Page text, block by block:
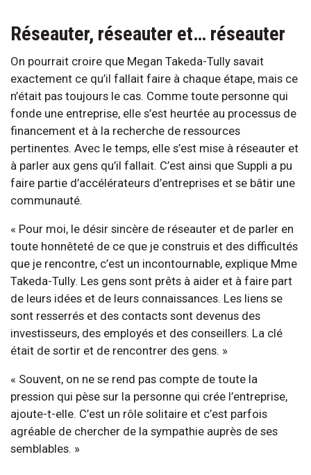
Réseauter, réseauter et… réseauter
On pourrait croire que Megan Takeda-Tully savait
exactement ce qu’il fallait faire à chaque étape, mais ce
n’était pas toujours le cas. Comme toute personne qui
fonde une entreprise, elle s’est heurtée au processus de
financement et à la recherche de ressources
pertinentes. Avec le temps, elle s’est mise à réseauter et
à parler aux gens qu’il fallait. C’est ainsi que Suppli a pu
faire partie d’accélérateurs d’entreprises et se bâtir une
communauté.
« Pour moi, le désir sincère de réseauter et de parler en
toute honnêteté de ce que je construis et des difficultés
que je rencontre, c’est un incontournable, explique Mme
Takeda-Tully. Les gens sont prêts à aider et à faire part
de leurs idées et de leurs connaissances. Les liens se
sont resserrés et des contacts sont devenus des
investisseurs, des employés et des conseillers. La clé
était de sortir et de rencontrer des gens. »
« Souvent, on ne se rend pas compte de toute la
pression qui pèse sur la personne qui crée l’entreprise,
ajoute-t-elle. C’est un rôle solitaire et c’est parfois
agréable de chercher de la sympathie auprès de ses
semblables. »